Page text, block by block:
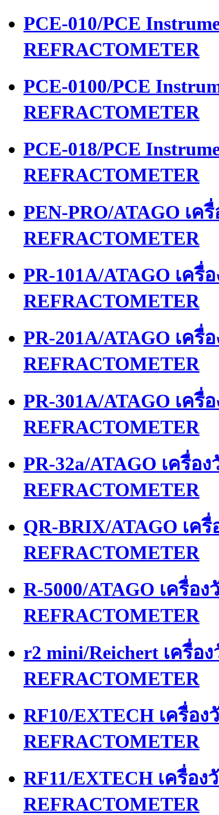
PCE-010/PCE
REFRACTOMETER
PCE-0100/PCE
REFRACTOMETER
PCE-018/PCE
REFRACTOMETER
PEN-PRO/ATAGO เ
REFRACTOMETER
PR-101A/ATAGO เค
REFRACTOMETER
PR-201A/ATAGO เค
REFRACTOMETER
PR-301A/ATAGO เค
REFRACTOMETER
PR-32a/ATAGO เครื่อ
REFRACTOMETER
QR-BRIX/ATAGO เค
REFRACTOMETER
R-5000/ATAGO เครื่อ
REFRACTOMETER
r2 mini/Reichert เครื่
REFRACTOMETER
RF10/EXTECH เครื่อ
REFRACTOMETER
RF11/EXTECH เครื่อ
REFRACTOMETER